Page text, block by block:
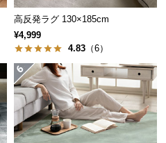
高反発ラグ 130×185cm
¥4,999
4.83 （6）